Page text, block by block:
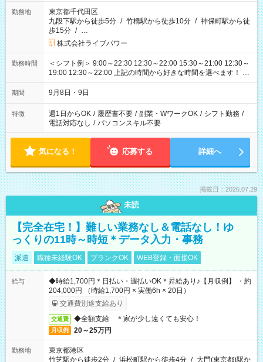
勤務地
東京都千代田区
九段下駅から徒歩5分 / 竹橋駅から徒歩10分 / 神保町駅から徒
歩15分 / …
株式会社ライブパワー
勤務時間
＜シフト例＞ 9:00～22:30 12:30～22:00 15:30～21:00 12:30～
19:00 12:30～22:00 上記の時間から好きな時間を選べます！ ※
時間は変更となる可能性があります
期間 9月8日・9日
特徴 週1日からOK / 履歴書不要 / 副業・WワークOK / シフト勤務 /
電話対応なし / パソコンスキル不要
気になる！ 応募する 詳細へ
掲載日：2026.07.29
未読
【完全在宅！】難しい業務なし＆電話なし！ゆ
っくりの11時～時短＊データ入力・事務
派遣 職種未経験OK ブランクOK WEB登録・面接OK
給与
◆時給1,700円＊日払い・週払いOK＊昇給あり♪【月収例】 ・約
204,000円 （時給1,700円 × 実働6h × 20日）
交通費別途支給あり
交通費 ◆全額支給 ＊家が少し遠くても安心！
月収例 20～25万円
勤務地
東京都港区
竹芝駅から徒歩2分 / 浜松町駅から徒歩4分 / 大門(東京都)駅か